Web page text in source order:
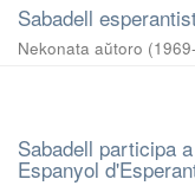
Sabadell
Nekonata aŭtoro (
Sabadell participa
Espanyol